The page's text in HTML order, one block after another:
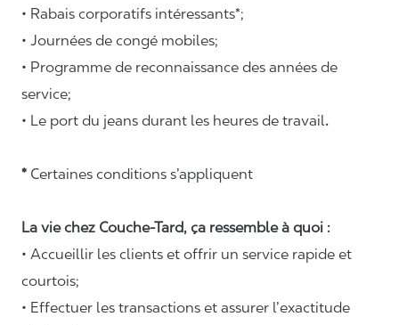
• Rabais corporatifs intéressants*;
• Journées de congé mobiles;
• Programme de reconnaissance des années de
service;
• Le port du jeans durant les heures de travail.
* Certaines conditions s’appliquent
La vie chez Couche-Tard, ça ressemble à quoi :
• Accueillir les clients et offrir un service rapide et
courtois;
• Effectuer les transactions et assurer l’exactitude